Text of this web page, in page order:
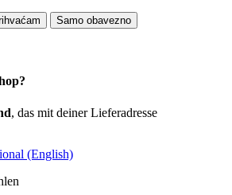
Samo obavezno
, das mit deiner Lieferadresse
(English)